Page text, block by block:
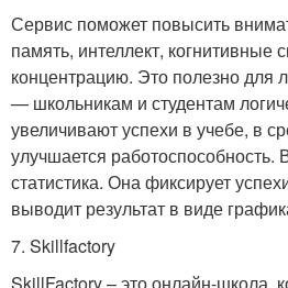
Сервис поможет повысить
память, интеллект, когнитивные
концентрацию. Это полезно для
— школьникам и студентам
увеличивают успехи в учебе, в
улучшается работоспособность.
статистика. Она фиксирует
выводит результат в виде
7. Skillfactory